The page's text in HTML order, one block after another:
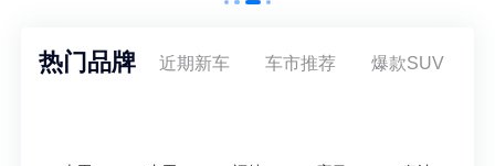
热门品牌 近期新车 车市推荐 爆款SUV